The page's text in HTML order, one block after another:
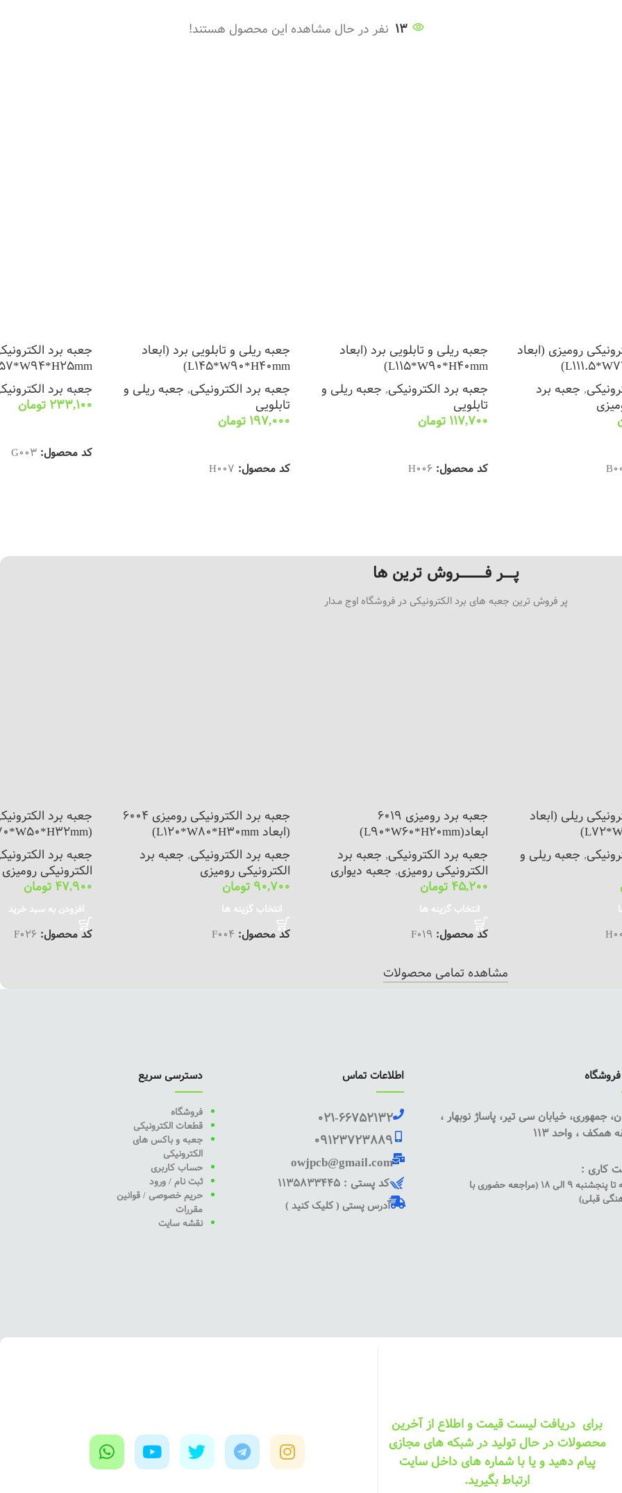
13 نفر در حال مشاهده این محصول هستند!
رومیزی (ابعاد
, جعبه برد
جعبه ریلی و تابلویی برد (ابعاد
L115*W90*H40mm)
جعبه برد الکترونیکی, جعبه ریلی و
تابلویی
117,700 تومان
کد محصول: H006
جعبه ریلی و تابلویی برد (ابعاد
L145*W90*H40mm)
جعبه برد الکترونیکی, جعبه ریلی و
تابلویی
197,000 تومان
کد محصول: H007
جعبه برد
جعبه برد
233,100 تومان
کد محصول:G003
پـــــر فــــــــــــروش ترین ها
پر فروش ترین جعبه های برد الکترونیکی در فروشگاه اوج مـدار
ریلی (ابعاد
, جعبه ریلی و
جعبه برد رومیزی 6019
ابعاد(L90*W60*H20mm)
جعبه برد الکترونیکی, جعبه برد
الکترونیکی رومیزی, جعبه دیواری
45,200 تومان
انتخاب گزینه ها
کد محصول: F019
جعبه برد الکترونیکی رومیزی 6004
(ابعاد L120*W80*H30mm)
جعبه برد الکترونیکی, جعبه برد
الکترونیکی رومیزی
90,700 تومان
انتخاب گزینه ها
کد محصول: F004
جعبه برد
(L70*W50*H32mm)
جعبه برد
الکترونیکی رومیزی
47,900 تومان
افزودن به سبد خرید
کد محصول:F026
مشاهده تمامی محصولات
جمهوری، خیابان سی تیر، پاساژ نوبهار ،
همکف ، واحد 113
کاری :
شنبه تا پنجشنبه 9 الی 18 (مراجعه حضوری با
قبلی)
اطلاعات تماس
021-66752132
09123723889
owjpcb@gmail.com
کد پستی : 1135833445
آدرس پستی ( کلیک کنید )
دسترسی سریع
فروشگاه
قطعات الکترونیکی
جعبه و باکس های
الکترونیکی
حساب کاربری
ثبت نام / ورود
حریم خصوصی / قوانین
مقررات
نقشه سایت
برای دریافت لیست قیمت و اطلاع از آخرین
محصولات در حال تولید در شبکه های مجازی
پیام دهید و یا با شماره های داخل سایت
ارتباط بگیرید.